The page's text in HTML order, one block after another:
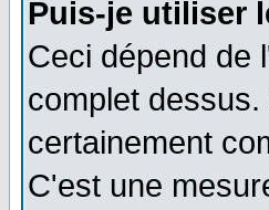
Puis-je utiliser
Ceci dépend de
complet
certainement
C'est une